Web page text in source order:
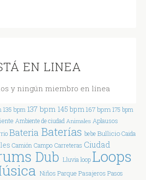
EN LINEA
y ningún miembro en línea
135 bpm 137 bpm 145 bpm167 bpm175 bpm
Ambiente de ciudad Animales Aplausos
Bateria Baterías bebe BullicioCaida
Camión Campo Carreteras Ciudad
Dub Lluvia loop Loops
Niños Parque Pasajeros Pasos